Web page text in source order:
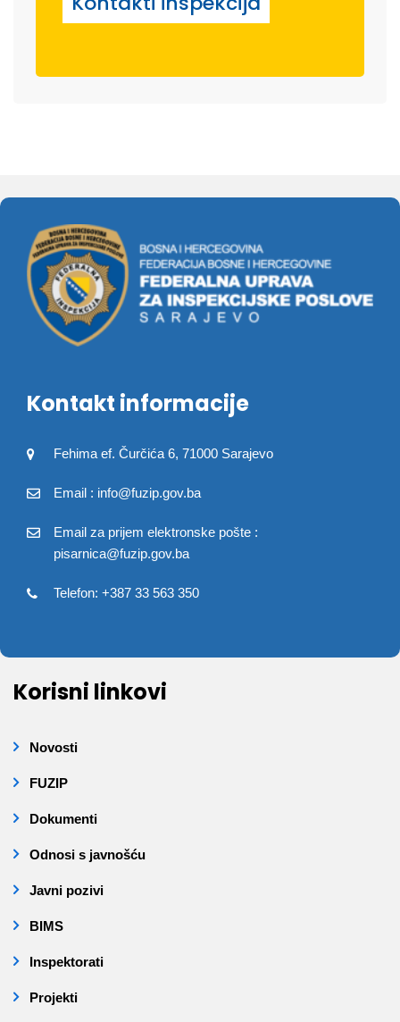
Kontakt informacije
Fehima ef. Čurčića 6, 71000 Sarajevo
Email : info@fuzip.gov.ba
Email za prijem elektronske pošte :
pisarnica@fuzip.gov.ba
Telefon: +387 33 563 350
Korisni linkovi
Novosti
FUZIP
Dokumenti
Odnosi s javnošću
Javni pozivi
BIMS
Inspektorati
Projekti